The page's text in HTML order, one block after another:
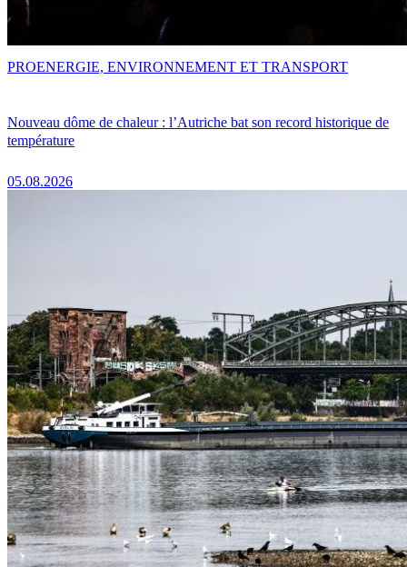
Nouveau dôme de chaleur : l’Autriche bat son record historique de
température
05.08.2026
PROENERGIE, ENVIRONNEMENT ET TRANSPORT